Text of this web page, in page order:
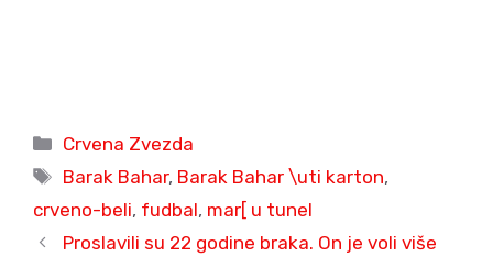
Categories
Crvena Zvezda
Tags
Barak Bahar, Barak Bahar \uti karton,
crveno-beli, fudbal, mar[ u tunel
Proslavili su 22 godine braka. On je voli više